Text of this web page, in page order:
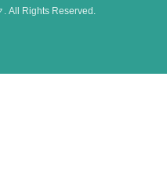
. All Rights Reserved.